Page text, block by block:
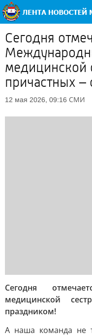
Сегодня
медицинской
причастных –
12 мая 2026, 09:16 СМИ
Сегодня
медицинской
праздником!
А наша команда не